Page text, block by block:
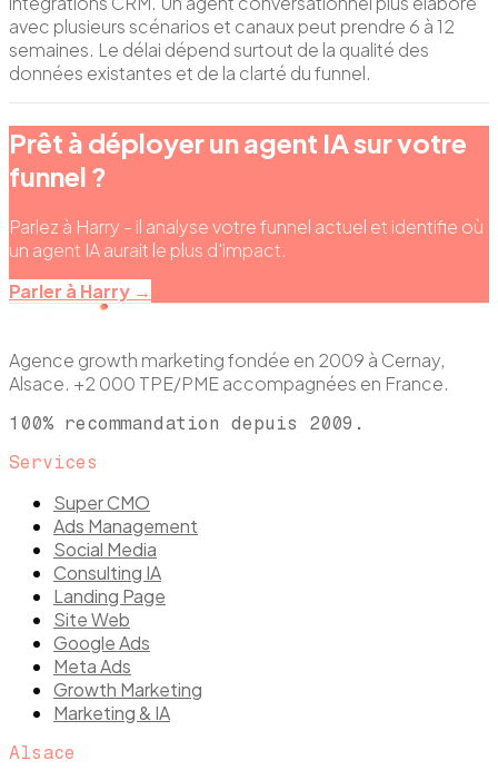
avec plusieurs scénarios et canaux peut prendre 6 à 12
semaines. Le délai dépend surtout de la qualité des
données existantes et de la clarté du funnel.
Prêt à déployer un agent IA sur votre
funnel ?
Parlez à Harry - il analyse votre funnel actuel et identifie où
un agent IA aurait le plus d'impact.
Parler à Harry →
Agence growth marketing fondée en 2009 à Cernay,
Alsace. +2 000 TPE/PME accompagnées en France.
100% recommandation depuis 2009.
Services
Super CMO
Ads Management
Social Media
Consulting IA
Landing Page
Site Web
Google Ads
Meta Ads
Growth Marketing
Marketing & IA
Alsace